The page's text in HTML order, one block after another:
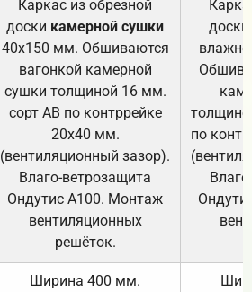
Каркас из обрезной
доски камерной сушки
40х150 мм. Обшиваются
вагонкой камерной
сушки толщиной 16 мм.
сорт АВ по контррейке
20х40 мм.
(вентиляционный зазор).
Влаго-ветрозащита
Ондутис А100. Монтаж
вентиляционных
решёток.
доски
по
Ширина 400 мм.